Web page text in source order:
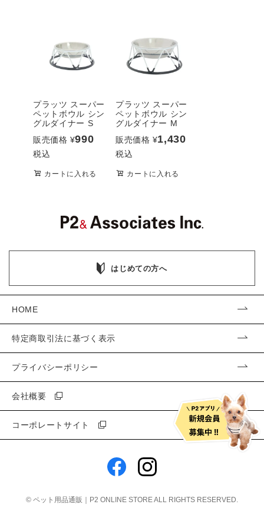
プラッツ スーパー
ペットボウル シン
グルダイナー S
販売価格 ¥990
税込
カートに入れる
プラッツ スーパー
ペットボウル シン
グルダイナー M
販売価格 ¥1,430
税込
カートに入れる
はじめての方へ
HOME
特定商取引法に基づく表示
プライバシーポリシー
会社概要
コーポレートサイト
© ペット用品通販｜P2 ONLINE STOREALL RIGHTS RESERVED.